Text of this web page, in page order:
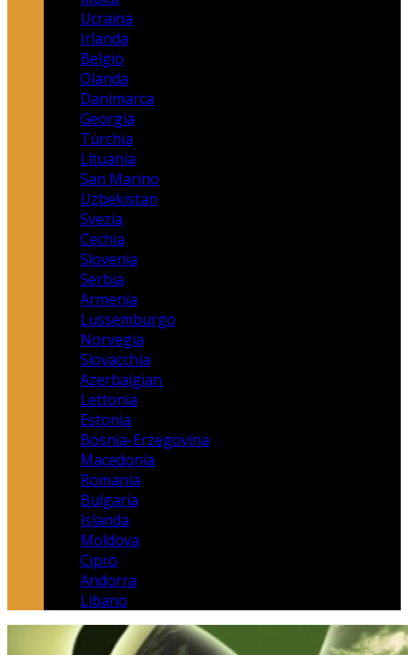
Ucraina
Irlanda
Belgio
Olanda
Danimarca
Georgia
Turchia
Lituania
San Marino
Uzbekistan
Svezia
Cechia
Slovenia
Serbia
Armenia
Lussemburgo
Norvegia
Slovacchia
Azerbaigian
Lettonia
Estonia
Bosnia-Erzegovina
Macedonia
Romania
Bulgaria
Islanda
Moldova
Cipro
Andorra
Libano